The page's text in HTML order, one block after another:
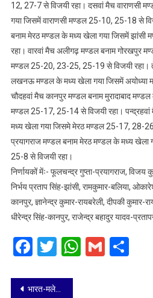
12, 27-7 से विजयी रहा। दसवां मैच वाराणसी
गया जिसमें वाराणसी मण्डल 25-10, 25-18 से
बनाम मेरठ मण्डल के मध्य खेला गया जिसमें
रहा। वारवां मैच अलीगढ़ मण्डल बनाम गोरखपुर
मण्डल 25-20, 23-25, 25-19 से विजयी रहा।
लखनऊ मण्डल के मध्य खेला गया जिसमें अयोध्या
चौदहवां मैच कानपुर मण्डल बनाम मुरादाबाद
मण्डल 25-17, 25-14 से विजयी रहा।
मध्य खेला गया जिसमे मेरठ मण्डल 25-17, 28-26
प्रयागराज मण्डल बनाम मेरठ मण्डल के मध्य खेला
25-8 से विजयी रहा।
निर्णायकों मेंः- फूलचन्द्र गुप्ता-प्रयागराज, विजय
निर्भय प्रताप सिंह-झांसी, रामकुमार-बलिया,
कानपुर, ज्ञानेन्द्र कुमार-रायबरेली, दीपकी
धीरेन्द्र सिंह-कानपुर, राजेन्द्र बहादुर यादव-
Facebook
TwitterGmail
Post
भारत-मलेशिया के बीच 11 ऐतिहासिक समझौते: सेमीकंडक्टर से लेकर सुरक्षा तक, रिश्तों को मिला ‘सुपर पावर’ बूस्ट